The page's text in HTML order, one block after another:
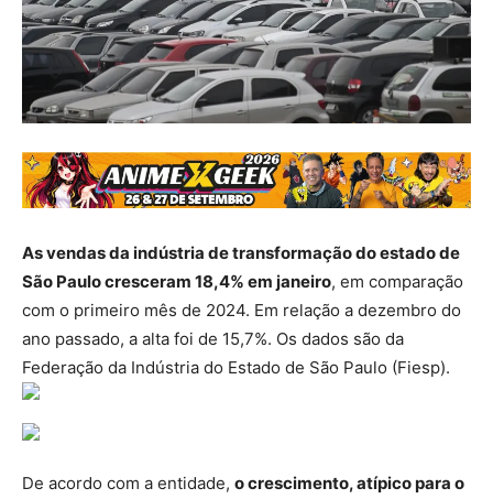
As vendas da indústria de transformação do estado de
São Paulo cresceram 18,4% em janeiro, em comparação
com o primeiro mês de 2024. Em relação a dezembro do
ano passado, a alta foi de 15,7%. Os dados são da
Federação da Indústria do Estado de São Paulo (Fiesp).
De acordo com a entidade, o crescimento, atípico para o